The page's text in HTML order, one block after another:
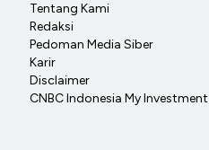
Tentang Kami
Redaksi
Pedoman Media Siber
Karir
Disclaimer
CNBC Indonesia My Investment